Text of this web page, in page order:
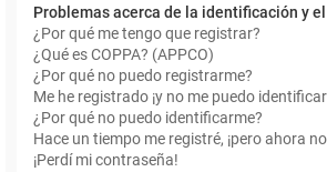
Problemas acerca de la identificación y
¿Por qué me tengo que registrar?
¿Qué es COPPA? (APPCO)
¿Por qué no puedo registrarme?
Me he registrado ¡y no me puedo
¿Por qué no puedo identificarme?
Hace un tiempo me registré, ¡pero ahora
¡Perdí mi contraseña!